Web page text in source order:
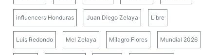
influencers Honduras Juan Diego Zelaya Libre
Luis Redondo Mel Zelaya Milagro Flores Mundial 2026